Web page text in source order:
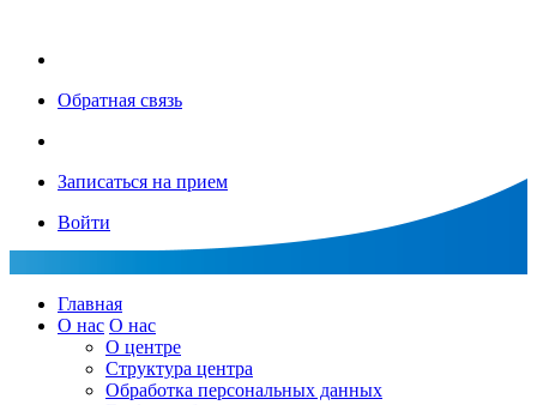
Обратная связь
Записаться на прием
Войти
Главная
О нас О нас
О центре
Структура центра
Обработка персональных данных